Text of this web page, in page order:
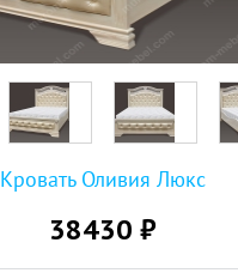
Кровать Оливия Люкс
38430 ₽